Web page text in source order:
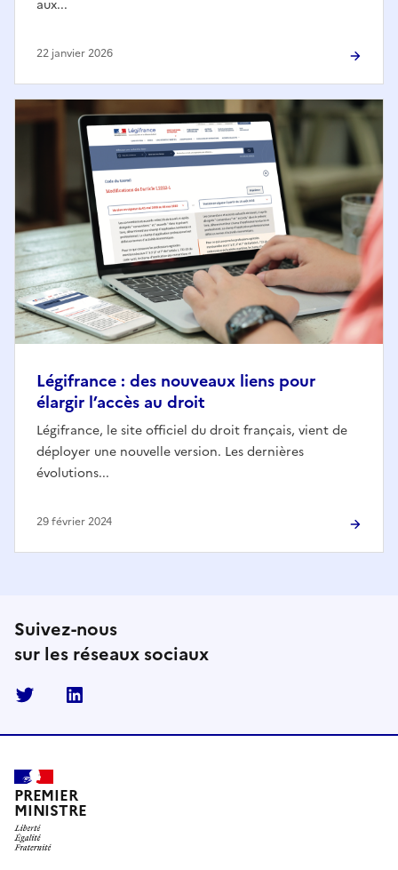
aux...
22 janvier 2026
Légifrance : des nouveaux liens pour
élargir l’accès au droit
Légifrance, le site officiel du droit français, vient de
déployer une nouvelle version. Les dernières
évolutions...
29 février 2024
Suivez-nous
sur les réseaux sociaux
Twitter
PREMIER
MINISTRE